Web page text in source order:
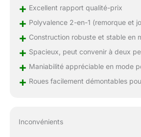
+ Excellent rapport qualité-prix
+ Polyvalence 2-en-1 (remorque et
+ Construction robuste et stable en
+ Spacieux, peut convenir à deux
+ Maniabilité appréciable en mode
+ Roues facilement démontables
Inconvénients